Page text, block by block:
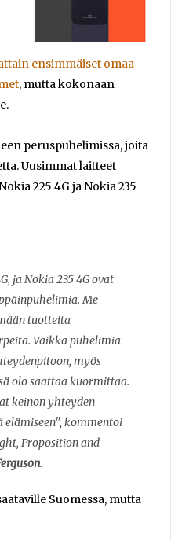
ensimmäiset omaa
, mutta kokonaan
peruspuhelimissa, joita
Uusimmat laitteet
225 4G ja Nokia 235
ja Nokia 235 4G ovat
Me
tuotteita
Vaikka puhelimia
myös
olo saattaa kuormittaa.
keinon yhteyden
elämiseen", kommentoi
Proposition and
.
Suomessa, mutta